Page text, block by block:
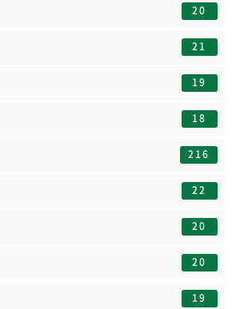
20
21
19
18
216
22
20
20
19